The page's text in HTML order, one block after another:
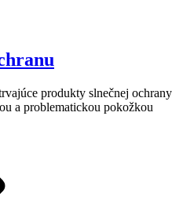
produkty slnečnej ochrany
a problematickou pokožkou